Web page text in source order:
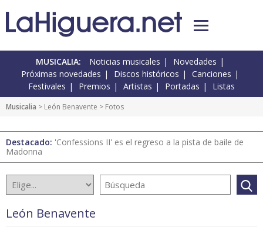
MUSICALIA: Noticias musicales
Novedades
Próximas novedades
Discos históricos
Canciones
Festivales
Premios Artistas Portadas Listas
Musicalia > León Benavente > Fotos
Destacado: 'Confessions II' es el regreso a la pista de baile de
Madonna
León Benavente